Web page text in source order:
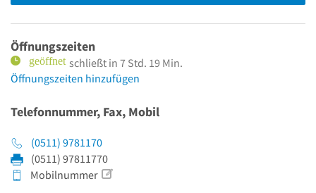
Öffnungszeiten
schließt in 7 Std. 19 Min.
Öffnungszeiten hinzufügen
Telefonnummer, Fax, Mobil
(0511) 9781170
(0511) 97811770
Mobilnummer